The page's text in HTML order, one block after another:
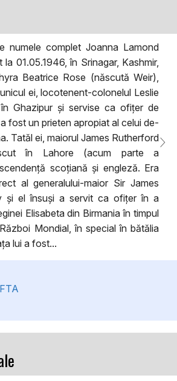
numele complet Joanna Lamond
01.05.1946, în Srinagar, Kashmir,
Beatrice Rose (născută Weir),
ei, locotenent-colonelul Leslie
Ghazipur și servise ca ofițer de
fost un prieten apropiat al celui de-
Tatăl ei, maiorul James Rutherford
în Lahore (acum parte a
scoțiană și engleză. Era
al generalului-maior Sir James
și el însuși a servit ca ofițer în a
Elisabeta din Birmania în timpul
Mondial, în special în bătălia
lui a fost...